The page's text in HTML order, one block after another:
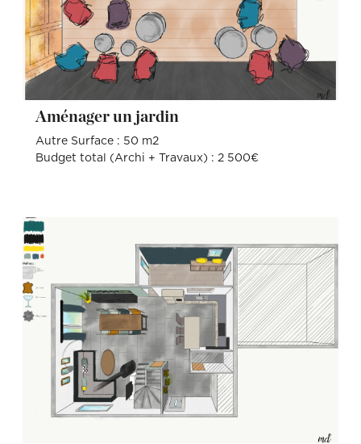
Aménager un jardin
Autre Surface : 50 m2
Budget total (Archi + Travaux) : 2 500€